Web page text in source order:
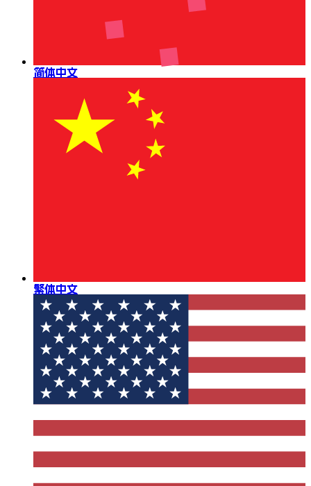
简体中文
繁体中文